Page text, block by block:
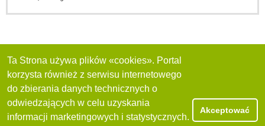
Ta Strona używa plików «cookies». Portal
korzysta również z serwisu internetowego
do zbierania danych technicznych o
odwiedzających w celu uzyskania
informacji marketingowych i statystycznych.
Akceptować